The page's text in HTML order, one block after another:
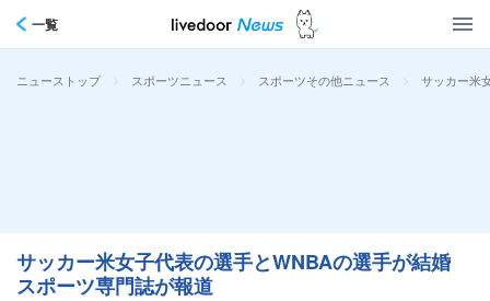
一覧
ニューストップ > スポーツニュース > スポーツその他ニュース > サッカー米
サッカー米女子代表の選手とWNBAの選手が結婚
スポーツ専門誌が報道